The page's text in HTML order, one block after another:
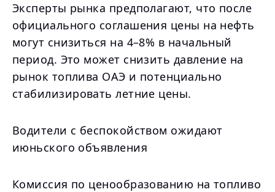
Эксперты рынка предполагают, что после
официального соглашения цены на нефть
могут снизиться на 4–8% в начальный
период. Это может снизить давление на
рынок топлива ОАЭ и потенциально
стабилизировать летние цены.
Водители с беспокойством ожидают
июньского объявления
Комиссия по ценообразованию на топливо